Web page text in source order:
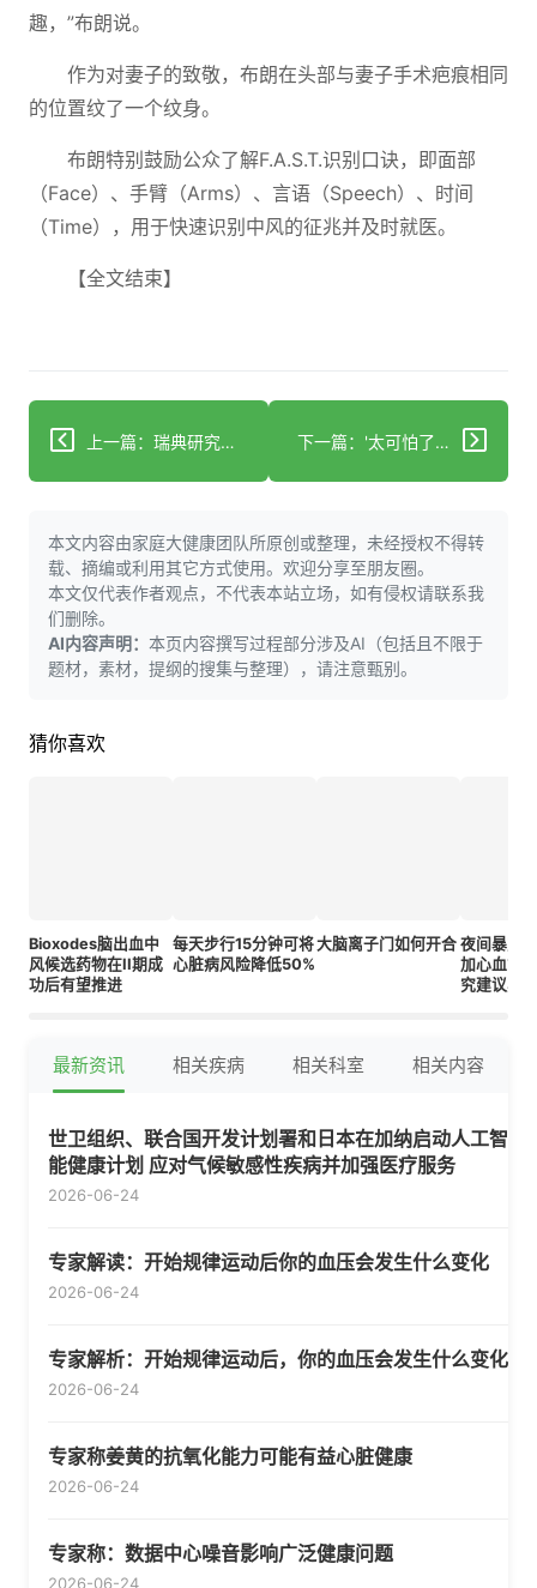
趣，”布朗说。
作为对妻子的致敬，布朗在头部与妻子手术疤痕相同
的位置纹了一个纹身。
布朗特别鼓励公众了解F.A.S.T.识别口诀，即面部
（Face）、手臂（Arms）、言语（Speech）、时间
（Time），用于快速识别中风的征兆并及时就医。
【全文结束】
上一篇：瑞典研究揭示温度极端变化与心力衰竭患者死亡风险增加相关 下一篇：'太可怕了' 棕榈滩男子在世界中风日感谢急救人员挽救其生命
本文内容由家庭大健康团队所原创或整理，未经授权不得转
载、摘编或利用其它方式使用。欢迎分享至朋友圈。
本文仅代表作者观点，不代表本站立场，如有侵权请联系我
们删除。
AI内容声明： 本页内容撰写过程部分涉及AI（包括且不限于
题材，素材，提纲的搜集与整理），请注意甄别。
猜你喜欢
Bioxodes脑出血中
风候选药物在II期成
功后有望推进
每天步行15分钟可将
心脏病风险降低50%
大脑离子门如何开合 夜间暴露
加心血管
究建议黑
最新资讯 相关疾病 相关科室 相关内容
世卫组织、联合国开发计划署和日本在加纳启动人工智
能健康计划 应对气候敏感性疾病并加强医疗服务
2026-06-24
专家解读：开始规律运动后你的血压会发生什么变化
2026-06-24
专家解析：开始规律运动后，你的血压会发生什么变化
2026-06-24
专家称姜黄的抗氧化能力可能有益心脏健康
2026-06-24
专家称：数据中心噪音影响广泛健康问题
2026-06-24